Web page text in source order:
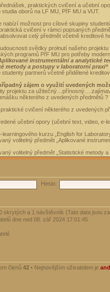
praktických cvičení a učební
oborů na LF MU, PřF MU a VUT.
nabízí možnost pro cílové skupiny
cvičení v rámci popsaných
celý předmět včetně kreditové
svědky prolnutí našeho
programů PřF MU pro potřeby
instrumentální a analytické
metody a postupy v laboratorní praxi“
partnerů včetně přidělené
zájem o využití uvedených
projektu za
některého z uvedených předmětů ?
cvičení některého z uvedených
učební opory (učební text, video, e-
kurzu „English for
volitelný předmět „Aplikované
volitelný předmět „Statistické metody
Heslo:
skrytých a 1 návštěvník (Tato data jsou
dne ned 08. zář 2024 17:01:45
členů 42 • Nejnovějším uživatelem je